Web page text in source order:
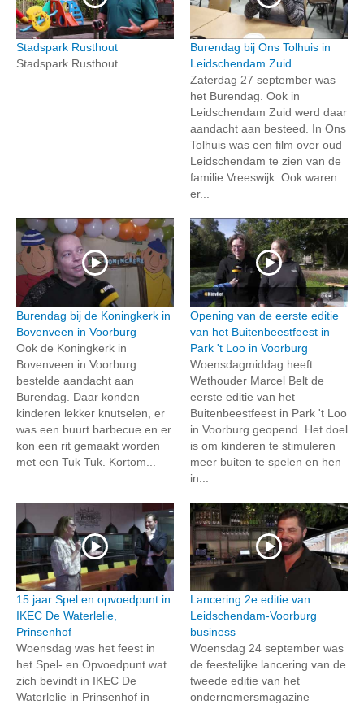
Stadspark Rusthout
Stadspark Rusthout
Burendag bij Ons Tolhuis in
Leidschendam Zuid
Zaterdag 27 september was
het Burendag. Ook in
Leidschendam Zuid werd daar
aandacht aan besteed. In Ons
Tolhuis was een film over oud
Leidschendam te zien van de
familie Vreeswijk. Ook waren
er...
Burendag bij de Koningkerk in
Bovenveen in Voorburg
Ook de Koningkerk in
Bovenveen in Voorburg
bestelde aandacht aan
Burendag. Daar konden
kinderen lekker knutselen, er
was een buurt barbecue en er
kon een rit gemaakt worden
met een Tuk Tuk. Kortom...
Opening van de eerste editie
van het Buitenbeestfeest in
Park 't Loo in Voorburg
Woensdagmiddag heeft
Wethouder Marcel Belt de
eerste editie van het
Buitenbeestfeest in Park 't Loo
in Voorburg geopend. Het doel
is om kinderen te stimuleren
meer buiten te spelen en hen
in...
15 jaar Spel en opvoedpunt in
IKEC De Waterlelie,
Prinsenhof
Woensdag was het feest in
het Spel- en Opvoedpunt wat
zich bevindt in IKEC De
Waterlelie in Prinsenhof in
Lancering 2e editie van
Leidschendam-Voorburg
business
Woensdag 24 september was
de feestelijke lancering van de
tweede editie van het
ondernemersmagazine